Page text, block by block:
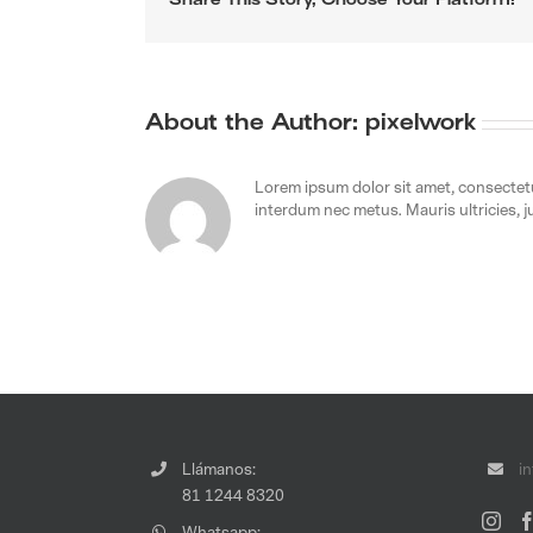
About the Author: pixelwork
Lorem ipsum dolor sit amet,
interdum nec metus. Mauris ultricies,
Llámanos:
81 1244 8320